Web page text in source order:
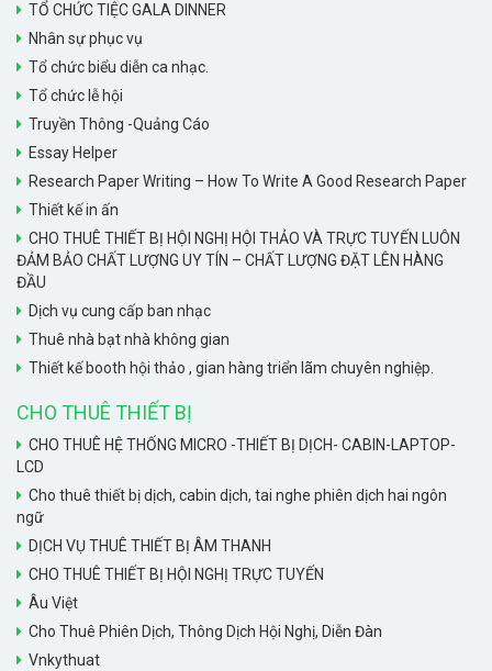
TỔ CHỨC TIỆC GALA DINNER
Nhân sự phục vụ
Tổ chức biểu diễn ca nhạc.
Tổ chức lễ hội
Truyền Thông -Quảng Cáo
Essay Helper
Research Paper Writing – How To Write A Good Research Paper
Thiết kế in ấn
CHO THUÊ THIẾT BỊ HỘI NGHỊ HỘI THẢO VÀ TRỰC TUYẾN LUÔN
ĐẢM BẢO CHẤT LƯỢNG UY TÍN – CHẤT LƯỢNG ĐẶT LÊN HÀNG
ĐẦU
Dịch vụ cung cấp ban nhạc
Thuê nhà bạt nhà không gian
Thiết kế booth hội thảo , gian hàng triển lãm chuyên nghiệp.
CHO THUÊ THIẾT BỊ
CHO THUÊ HỆ THỐNG MICRO -THIẾT BỊ DỊCH- CABIN-LAPTOP-
LCD
Cho thuê thiết bị dịch, cabin dịch, tai nghe phiên dịch hai ngôn
ngữ
DỊCH VỤ THUÊ THIẾT BỊ ÂM THANH
CHO THUÊ THIẾT BỊ HỘI NGHỊ TRỰC TUYẾN
Âu Việt
Cho Thuê Phiên Dịch, Thông Dịch Hội Nghị, Diễn Đàn
Vnkythuat